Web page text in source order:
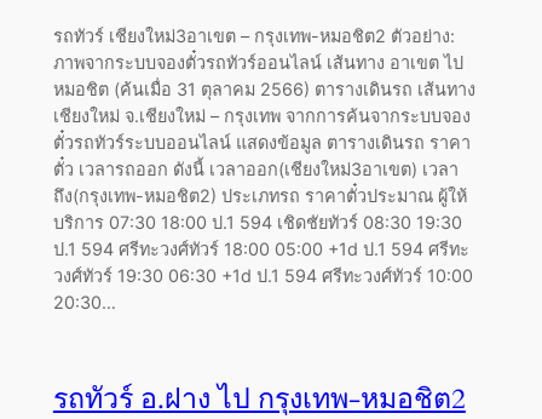
รถทัวร์ เชียงใหม่3อาเขต – กรุงเทพ-หมอชิต2 ตัวอย่าง:
ภาพจากระบบจองตั๋วรถทัวร์ออนไลน์ เส้นทาง อาเขต ไป
หมอชิต (ค้นเมื่อ 31 ตุลาคม 2566) ตารางเดินรถ เส้นทาง
เชียงใหม่ จ.เชียงใหม่ – กรุงเทพ จากการค้นจากระบบจอง
ตั๋วรถทัวร์ระบบออนไลน์ แสดงข้อมูล ตารางเดินรถ ราคา
ตั๋ว เวลารถออก ดังนี้ เวลาออก(เชียงใหม่3อาเขต) เวลา
ถึง(กรุงเทพ-หมอชิต2) ประเภทรถ ราคาตั๋วประมาณ ผู้ให้
บริการ 07:30 18:00 ป.1 594 เชิดชัยทัวร์ 08:30 19:30
ป.1 594 ศรีทะวงศ์ทัวร์ 18:00 05:00 +1d ป.1 594 ศรีทะ
วงศ์ทัวร์ 19:30 06:30 +1d ป.1 594 ศรีทะวงศ์ทัวร์ 10:00
20:30…
รถทัวร์ อ.ฝาง ไป กรุงเทพ-หมอชิต2